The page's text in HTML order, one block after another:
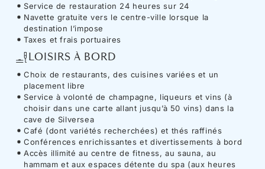
Service de restauration 24 heures sur 24
Navette gratuite vers le centre-ville lorsque la
destination l’impose
Taxes et frais portuaires
LOISIRS À BORD
Choix de restaurants, des cuisines variées et un
placement libre
Service à volonté de champagne, liqueurs et vins (à
choisir dans une carte allant jusqu’à 50 vins) dans la
cave de Silversea
Café (dont variétés recherchées) et thés raffinés
Conférences enrichissantes et divertissements à bord
Accès illimité au centre de fitness, au sauna, au
hammam et aux espaces détente du spa (aux heures